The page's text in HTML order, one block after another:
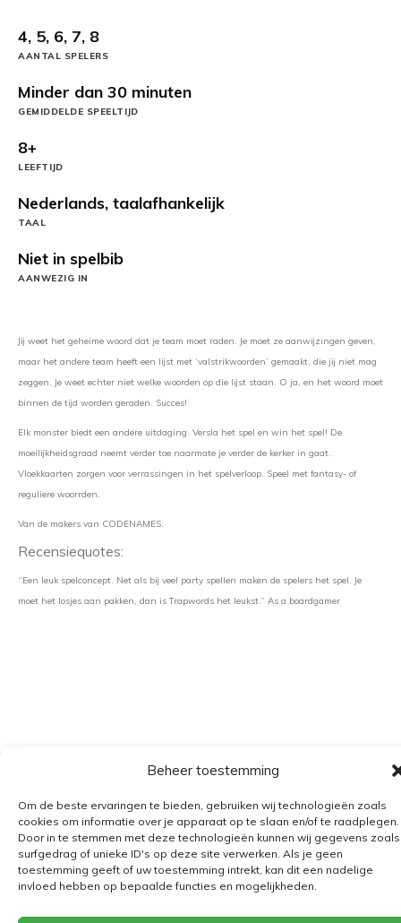
Beheer toestemming
Om de beste ervaringen te bieden, gebruiken wij technologieën zoals
cookies om informatie over je apparaat op te slaan en/of te raadplegen.
Door in te stemmen met deze technologieën kunnen wij gegevens zoals
surfgedrag of unieke ID's op deze site verwerken. Als je geen
toestemming geeft of uw toestemming intrekt, kan dit een nadelige
invloed hebben op bepaalde functies en mogelijkheden.
4, 5, 6, 7, 8
AANTAL SPELERS
Minder dan 30 minuten
GEMIDDELDE SPEELTIJD
8+
LEEFTIJD
Nederlands, taalafhankelijk
TAAL
Niet in spelbib
AANWEZIG IN
Jij weet het geheime woord dat je team moet raden. Je moet ze aanwijzingen geven,
maar het andere team heeft een lijst met ‘valstrikwoorden’ gemaakt, die jij niet mag
zeggen. Je weet echter niet welke woorden op die lijst staan. O ja, en het woord moet
binnen de tijd worden geraden. Succes!
Elk monster biedt een andere uitdaging. Versla het spel en win het spel! De
moeilijkheidsgraad neemt verder toe naarmate je verder de kerker in gaat.
Vloekkaarten zorgen voor verrassingen in het spelverloop. Speel met fantasy- of
reguliere woorrden.
Van de makers van CODENAMES.
Recensiequotes:
“Een leuk spelconcept. Net als bij veel party spellen maken de spelers het spel. Je
moet het losjes aan pakken, dan is Trapwords het leukst.” As a boardgamer
Verzending
Retourbeleid
BE 0682.845.059